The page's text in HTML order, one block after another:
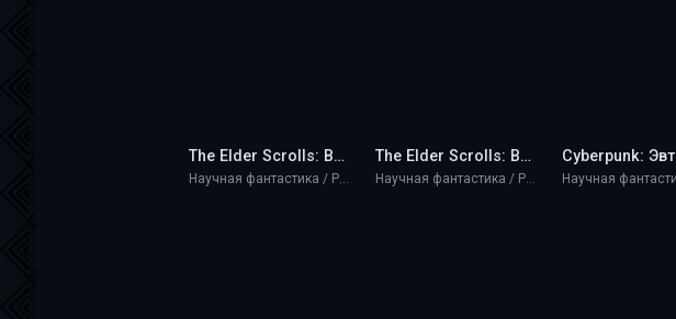
The Elder Scrolls: Возвышение - Deus
Научная фантастика / Разная литература / Фэнтези
The Elder Scrolls: Возвышение 2 - Deus
Научная фантастика / Разная литература / Фэнтези